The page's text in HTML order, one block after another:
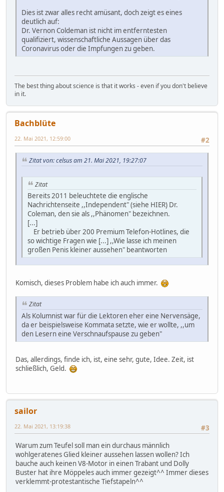
Dies ist zwar alles recht amüsant, doch zeigt es eines
deutlich auf:
Dr. Vernon Coldeman ist nicht im entferntesten
qualifiziert, wissenschaftliche Aussagen über das
Coronavirus oder die Impfungen zu geben.
The best thing about science is that it works - even if you don't believe
in it.
Bachblüte
#2
22. Mai 2021, 12:59:00
Zitat von: celsus am 21. Mai 2021, 19:27:07
Zitat
Bereits 2011 beleuchtete die englische
Nachrichtenseite ,,Independent" (siehe HIER) Dr.
Coleman, den sie als ,,Phänomen" bezeichnen.
[...]
Er betrieb über 200 Premium Telefon-Hotlines, die
so wichtige Fragen wie [...] ,,Wie lasse ich meinen
großen Penis kleiner aussehen" beantworten
Komisch, dieses Problem habe ich auch immer.
Zitat
Als Kolumnist war für die Lektoren eher eine Nervensäge,
da er beispielsweise Kommata setzte, wie er wollte, ,,um
den Lesern eine Verschnaufspause zu geben"
Das, allerdings, finde ich, ist, eine sehr, gute, Idee. Zeit, ist
schließlich, Geld.
sailor
#3
22. Mai 2021, 13:19:38
Warum zum Teufel soll man ein durchaus männlich
wohlgeratenes Glied kleiner aussehen lassen wollen? Ich
bauche auch keinen V8-Motor in einen Trabant und Dolly
Buster hat ihre Möppeles auch immer gezeigt^^ Immer dieses
verklemmt-protestantische Tiefstapeln^^